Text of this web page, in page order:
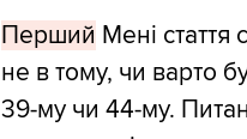
Перший Мені стаття
не в тому, чи варто
39-му чи 44-му.